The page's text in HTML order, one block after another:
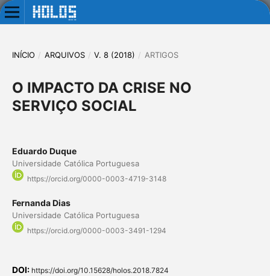
INÍCIO / ARQUIVOS / V. 8 (2018) / ARTIGOS
O IMPACTO DA CRISE NO
SERVIÇO SOCIAL
Eduardo Duque
Universidade Católica Portuguesa
https://orcid.org/0000-0003-4719-3148
Fernanda Dias
Universidade Católica Portuguesa
https://orcid.org/0000-0003-3491-1294
DOI: https://doi.org/10.15628/holos.2018.7824